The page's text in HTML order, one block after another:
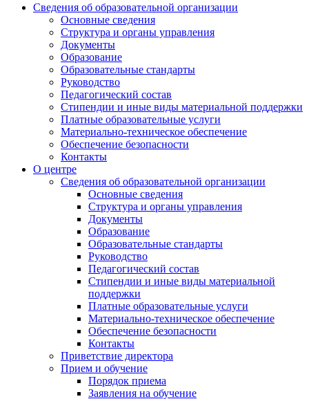
Сведения об образовательной организации
Основные сведения
Структура и органы управления
Документы
Образование
Образовательные стандарты
Руководство
Педагогический состав
Стипендии и иные виды материальной поддержки
Платные образовательные услуги
Материально-техническое обеспечение
Обеспечение безопасности
Контакты
О центре
Сведения об образовательной организации
Основные сведения
Структура и органы управления
Документы
Образование
Образовательные стандарты
Руководство
Педагогический состав
Стипендии и иные виды материальной
поддержки
Платные образовательные услуги
Материально-техническое обеспечение
Обеспечение безопасности
Контакты
Приветствие директора
Прием и обучение
Порядок приема
Заявления на обучение